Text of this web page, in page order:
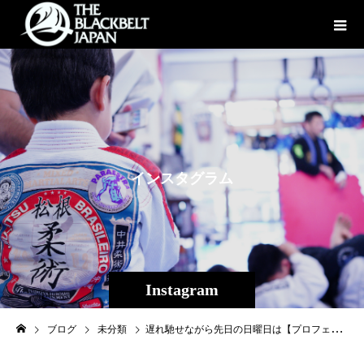
Instagram
インスタグラ ム
ブログ 未分類 遅れ馳せながら先日の日曜日は【プロフェッショナル修斗公式戦 PROFESSIONAL SHOOTO 2020 Supported by ONE Championship】 が東京は後楽園ホールで行われ、Theパラエストラ沖縄から出場した平良達郎と玉城悠2人が見事勝利いたしました！ ［第4試合］フライ級5分3R → 58.9kg契約5分3R ○平良達郎（日本／同級世界6位／THE パラエストラ沖縄）56.7kg KO 2R 0’19” ×ジャレッド・ライアン・アルマザン（フィリピン／チーム・ラカイ）58.9kg ※グラウンドパンチ ※※フライ級5分3Rから変更。 ※※※当初の契約体重を超過した青：ジャレッドに全ラウンド減点1とした上で58.9kg契約にて試合を実施。 ［レフェリー］豊永 稔 ［サブレフェリー］ 片岡誠人 1R 10-8 岡田剛史 1R 10-8 松村 慶 1R 10-8 現修斗世界フライ級6位、この勝利によりプロ戦績6戦6勝、アマチュアから数えると16戦16勝無敗。2018年フライ級新人王にしてMVP、2019年最も成長したシューターMIPにも選出された平良達郎。 ONE championshipで多数の選手が活躍するチームラカイの選手と対戦した結果は１Rパンチ、ロー、ヒザ、ハイキック、あらゆる打撃で攻め立てテイクダウン、終了間際にパウンドをまとめあわやという場面まで持ち込みましたがラウンド終了。 ２Rカウンターのフックを効かせパウンドアウト、終始攻め続け危なげなくKO勝利いたしました！ プロでの１つの目標としていた後楽園ホールでインパクトのあるKO勝ちを収め、お蔭様で修斗ファン、関係者の皆様に高評価をいただけました。 今後はいよいよ厳しいランカーとの対戦が待っているでしょう。 しかし、伸びしろはまだまだあり、今後実力はより伸びて行くと思います。 修斗を盛り上げれる選手にさせるべく精進してまいります、皆様ご期待ください！ 平良達郎ツイッター↓ https://twitter.com/58fsnsz4kvbcezj ◎ジュニア修斗 52kg以下 4分1R ×大矢 翼（心技館） S 1R 3’03” ○玉城 悠（Theパラエストラ沖縄） ※腕ひしぎ十字固め ジュニア修斗枠で特別出場したコザスタジオ中学１年生１３歳、玉城悠（たましろゆう）は開始早々相手選手のトップキープ、パスガードに苦戦するも下から上手くリバーサルすることに成功し十字固め。 ハラハラしましたが見事な一本勝ちで試合を勝利することが出来ました！ この試合を組んでいただいたサステイン坂本代表、東日本ジュニア強化委員長、遠藤雄介さんに感謝いたします。 修斗の世界チャンピオンシップが組まれる修斗伝統の後楽園大会で、修斗のチャンピオンになる事が夢である沖縄の中学生が試合出来る喜びは格別だったと思います。 数年後この日タイトルマッチでストロー級チャンピオンに輝いた箕輪選手の様にプロシューターとしてチャンピオンにさせるべく成長させたいと思います！ そんな２人の試合は現在abemaTVにて無料視聴可能です 【プロフェッショナル修斗2020開幕戦 Supported by ONE Championship】 視聴はこちらから↓ https://abema.tv/video/title/146-37 是非ご覧ください！ 生きたくても生きることが出来なかった命もある。 奇跡的なそれぞれの命。 1度だけの人生に夢を見つけ、それに命を燃やせる事は素晴らしく、輝いて見えます。 周囲に最大限の感謝をして、今後も突き進んで行きましょう。 2人もおめでとう。 皆様応援ありがとうございました！ ※写真提供insprit #ダイエット